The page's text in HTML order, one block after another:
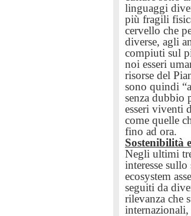
linguaggi
più fragili
cervello che
diverse, agli
compiuti sul
noi esseri
risorse del
sono quindi
senza dubbio
esseri viventi
come quelle
fino ad ora.
Sostenibilità
Negli ultimi
interesse
ecosystem
seguiti da
rilevanza che